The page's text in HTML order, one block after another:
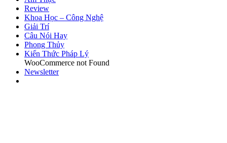
Review
Khoa Học – Công Nghệ
Giải Trí
Câu Nói Hay
Phong Thủy
Kiến Thức Pháp Lý
WooCommerce not Found
Newsletter